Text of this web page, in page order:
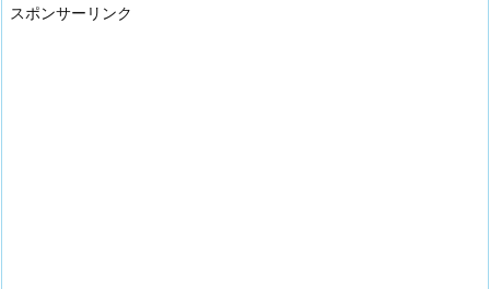
スポンサーリンク